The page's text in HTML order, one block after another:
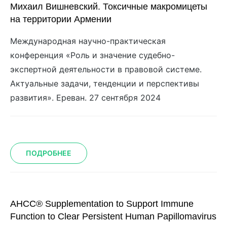
Михаил Вишневский. Токсичные макромицеты
на территории Армении
Международная научно-практическая
конференция «Роль и значение судебно-
экспертной деятельности в правовой системе.
Актуальные задачи, тенденции и перспективы
развития». Ереван. 27 сентября 2024
ПОДРОБНЕЕ
AHCC® Supplementation to Support Immune
Function to Clear Persistent Human Papillomavirus